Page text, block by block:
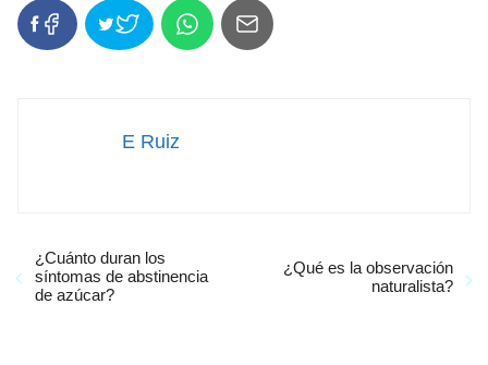
E Ruiz
¿Cuánto duran los
síntomas de abstinencia
de azúcar?
¿Qué es la observación
naturalista?